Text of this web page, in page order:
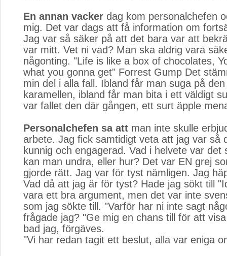
En annan vacker dag kom personalchefen
mig. Det var dags att få information om
Jag var så säker på att det bara var att
var mitt. Vet ni vad? Man ska aldrig vara
någonting. "Life is like a box of chocolates,
what you gonna get" Forrest Gump Det
min del i alla fall. Ibland får man suga på
karamellen, ibland får man bita i ett väldigt
var fallet den där gången, ett surt äpple
Personalchefen sa att man inte skulle
arbete. Jag fick samtidigt veta att jag var så
kunnig och engagerad. Vad i helvete var det
kan man undra, eller hur? Det var EN grej
gjorde rätt. Jag var för tyst nämligen. Jag
Vad då att jag är för tyst? Hade jag sökt till
vara ett bra argument, men det var inte
som jag sökte till. "Varför har ni inte sagt
frågade jag? "Ge mig en chans till för att
bad jag, förgäves.
"Vi har redan tagit ett beslut, alla var eniga